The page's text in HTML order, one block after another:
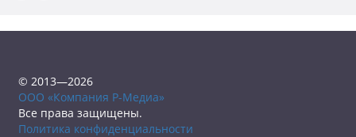
© 2013—2026
ООО «Компания Р-Медиа»
Все права защищены.
Политика конфиденциальности